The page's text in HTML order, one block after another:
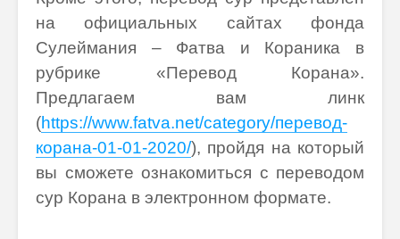
на официальных сайтах фонда
Сулеймания – Фатва и Кораника в
рубрике «Перевод Корана».
Предлагаем вам линк
(https://www.fatva.net/category/перевод-
корана-01-01-2020/), пройдя на который
вы сможете ознакомиться с переводом
сур Корана в электронном формате.